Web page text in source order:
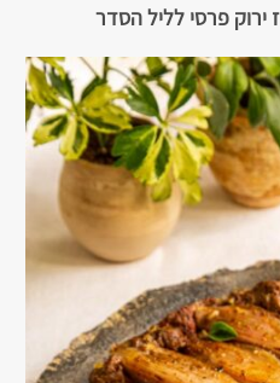
ירוק פרסי לליל הסדר